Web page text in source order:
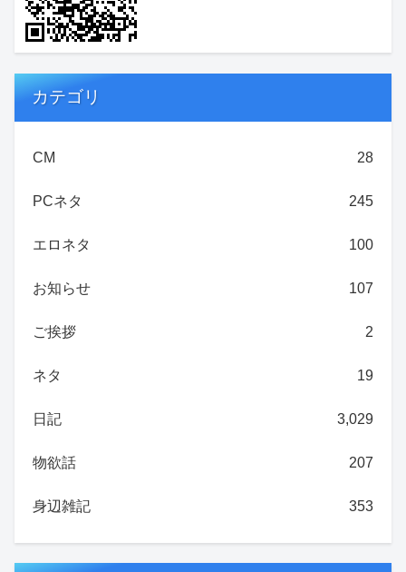
カテゴリ
CM 28
PCネタ 245
エロネタ 100
お知らせ 107
ご挨拶 2
ネタ 19
日記 3,029
物欲話 207
身辺雑記 353